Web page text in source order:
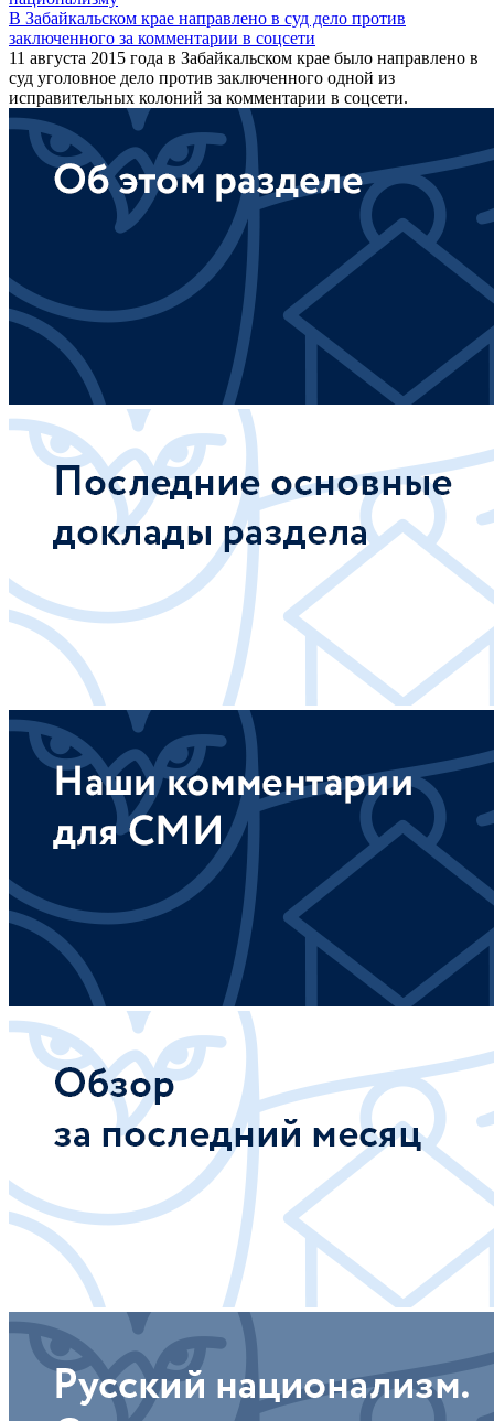
В Забайкальском крае направлено в суд дело против
заключенного за комментарии в соцсети
11 августа 2015 года в Забайкальском крае было направлено в
суд уголовное дело против заключенного одной из
исправительных колоний за комментарии в соцсети.